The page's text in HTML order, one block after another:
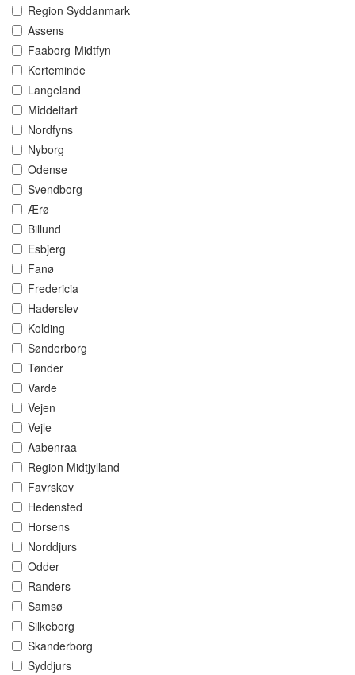
Region Syddanmark
Assens
Faaborg-Midtfyn
Kerteminde
Langeland
Middelfart
Nordfyns
Nyborg
Odense
Svendborg
Ærø
Billund
Esbjerg
Fanø
Fredericia
Haderslev
Kolding
Sønderborg
Tønder
Varde
Vejen
Vejle
Aabenraa
Region Midtjylland
Favrskov
Hedensted
Horsens
Norddjurs
Odder
Randers
Samsø
Silkeborg
Skanderborg
Syddjurs